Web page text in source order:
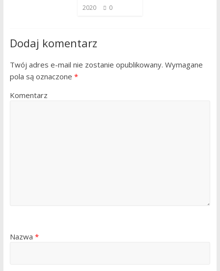
2020
0
Dodaj komentarz
Twój adres e-mail nie zostanie opublikowany. Wymagane
pola są oznaczone *
Komentarz
Nazwa *